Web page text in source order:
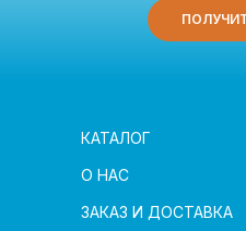
ЗАКАЗ И ДОСТАВКА
О НАС
КАТАЛОГ